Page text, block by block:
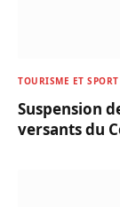
TOURISME ET SPORT
Suspension
versants du